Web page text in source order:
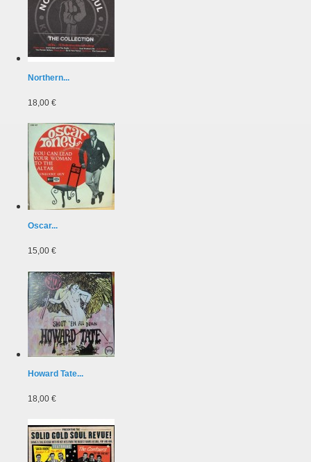
Northern...
18,00 €
Oscar...
15,00 €
Howard Tate...
18,00 €